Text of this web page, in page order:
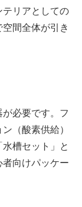
テリアとしての
間全体が引き
必要です。フ
（酸素供給）
槽セット」と
者向けパッケー